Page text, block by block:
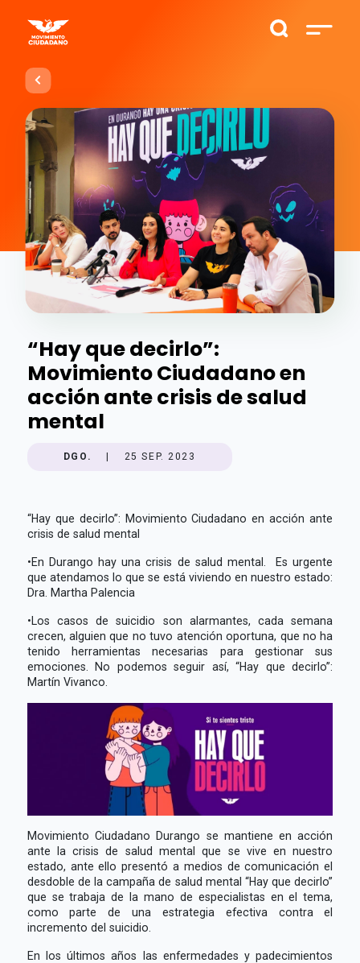
“Hay que decirlo”:
Movimiento Ciudadano en
acción ante crisis de salud
mental
DGO. 25 SEP. 2023
“Hay que decirlo”: Movimiento Ciudadano en acción ante
crisis de salud mental
•En Durango hay una crisis de salud mental. Es urgente
que atendamos lo que se está viviendo en nuestro estado:
Dra. Martha Palencia
•Los casos de suicidio son alarmantes, cada semana
crecen, alguien que no tuvo atención oportuna, que no ha
tenido herramientas necesarias para gestionar sus
emociones. No podemos seguir así, “Hay que decirlo”:
Martín Vivanco.
Movimiento Ciudadano Durango se mantiene en acción
ante la crisis de salud mental que se vive en nuestro
estado, ante ello presentó a medios de comunicación el
desdoble de la campaña de salud mental “Hay que decirlo”
que se trabaja de la mano de especialistas en el tema,
como parte de una estrategia efectiva contra el
incremento del suicidio.
En los últimos años las enfermedades y padecimientos